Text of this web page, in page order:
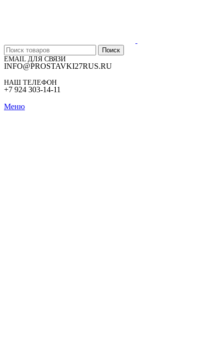
Поиск
EMAIL ДЛЯ СВЯЗИ
INFO@PROSTAVKI27RUS.RU
НАШ ТЕЛЕФОН
+7 924 303-14-11
Меню